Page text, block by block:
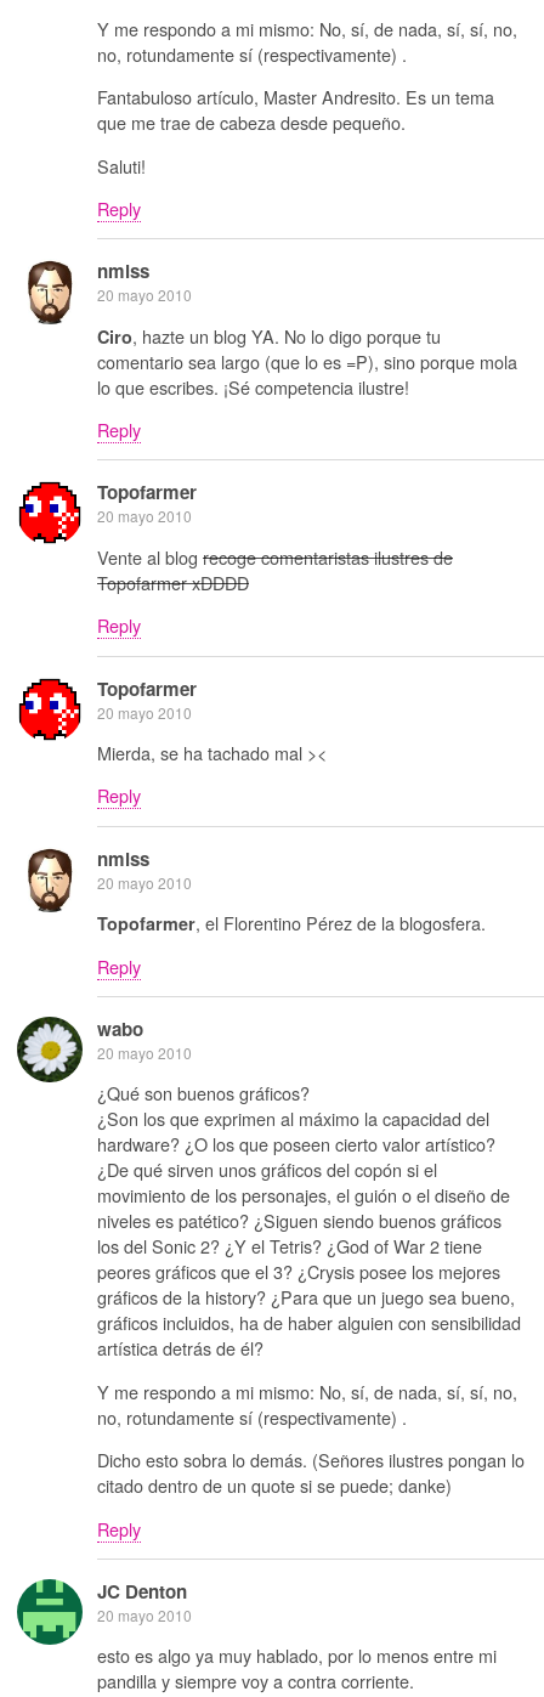
Y me respondo a mi mismo: No, sí, de nada, sí, sí, no,
no, rotundamente sí (respectivamente) .
Fantabuloso artículo, Master Andresito. Es un tema
que me trae de cabeza desde pequeño.
Saluti!
Reply
nmlss
20 mayo 2010
Ciro, hazte un blog YA. No lo digo porque tu
comentario sea largo (que lo es =P), sino porque mola
lo que escribes. ¡Sé competencia ilustre!
Reply
Topofarmer
20 mayo 2010
Vente al blog recoge comentaristas ilustresde
Topofarmer xDDDD
Reply
Topofarmer
20 mayo 2010
Mierda, se ha tachado mal ><
Reply
nmlss
20 mayo 2010
Topofarmer, el Florentino Pérez de la blogosfera.
Reply
wabo
20 mayo 2010
¿Qué son buenos gráficos?
¿Son los que exprimen al máximo la capacidad del
hardware? ¿O los que poseen cierto valor artístico?
¿De qué sirven unos gráficos del copón si el
movimiento de los personajes, el guión o el diseño de
niveles es patético? ¿Siguen siendo buenos gráficos
los del Sonic 2? ¿Y el Tetris? ¿God of War 2 tiene
peores gráficos que el 3? ¿Crysis posee los mejores
gráficos de la history? ¿Para que un juego sea bueno,
gráficos incluidos, ha de haber alguien con sensibilidad
artística detrás de él?
Y me respondo a mi mismo: No, sí, de nada, sí, sí, no,
no, rotundamente sí (respectivamente) .
Dicho esto sobra lo demás. (Señores ilustres pongan lo
citado dentro de un quote si se puede; danke)
Reply
JC Denton
20 mayo 2010
esto es algo ya muy hablado, por lo menos entre mi
pandilla y siempre voy a contra corriente.